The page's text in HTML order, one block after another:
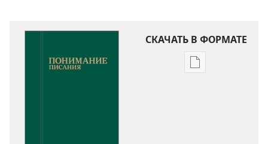
СКАЧАТЬ В ФОРМАТЕ
Варианты